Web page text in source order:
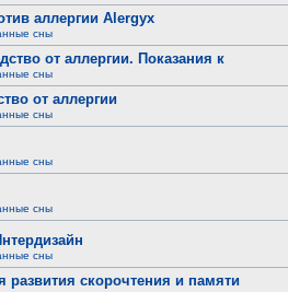
аллергии Alergyx
сны
от аллергии. Показания к
сны
от аллергии
сны
сны
сны
сны
развития скорочтения и памяти